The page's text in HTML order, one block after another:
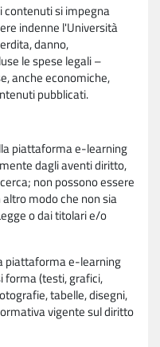
contenuti si impegna
indenne l'Università
danno,
le spese legali –
anche economiche,
pubblicati.
piattaforma e-learning
dagli aventi diritto,
non possono essere
modo che non sia
o dai titolari e/o
piattaforma e-learning
forma (testi, grafici,
tabelle, disegni,
vigente sul diritto